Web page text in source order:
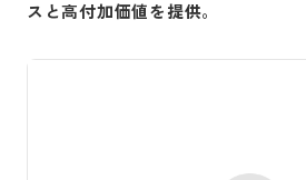
スと高付加価値を提供。